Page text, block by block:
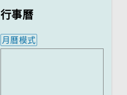
行事曆
月曆模式